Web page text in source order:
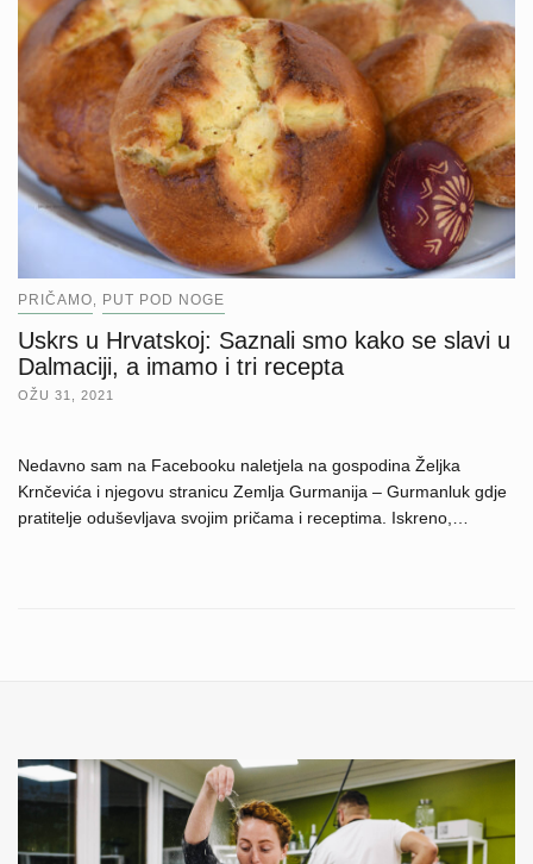
PRIČAMO PUT POD NOGE
Uskrs u Hrvatskoj: Saznali smo kako se slavi u
Dalmaciji, a imamo i tri recepta
OŽU 31, 2021
Nedavno sam na Facebooku naletjela na gospodina Željka
Krnčevića i njegovu stranicu Zemlja Gurmanija – Gurmanluk gdje
pratitelje oduševljava svojim pričama i receptima. Iskreno,…